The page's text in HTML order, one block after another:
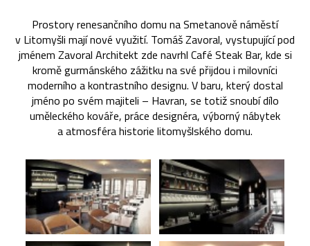
Prostory renesančního domu na Smetanově náměstí
v Litomyšli mají nové využití. Tomáš Zavoral, vystupující pod
jménem Zavoral Architekt zde navrhl Café Steak Bar, kde si
kromě gurmánského zážitku na své přijdou i milovníci
moderního a kontrastního designu. V baru, který dostal
jméno po svém majiteli – Havran, se totiž snoubí dílo
uměleckého kováře, práce designéra, výborný nábytek
a atmosféra historie litomyšlského domu.